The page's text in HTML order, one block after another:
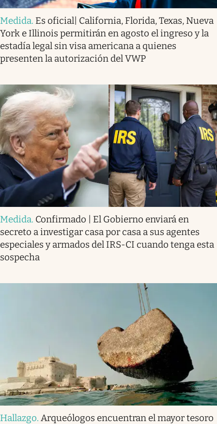
Medida. Es oficial| California, Florida, Texas, Nueva
York e Illinois permitirán en agosto el ingreso y la
estadía legal sin visa americana a quienes
presenten la autorización del VWP
Medida. Confirmado | El Gobierno enviará en
secreto a investigar casa por casa a sus agentes
especiales y armados del IRS-CI cuando tenga esta
sospecha
Hallazgo. Arqueólogos encuentran el mayor tesoro